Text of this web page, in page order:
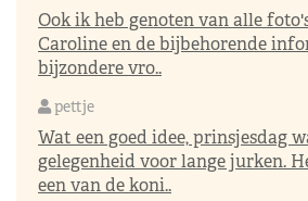
Ook ik heb genoten van alle
Caroline en de bijbehorende
bijzondere vro..
pettje
Wat een goed idee, prinsjesdag
gelegenheid voor lange jurken.
een van de koni..